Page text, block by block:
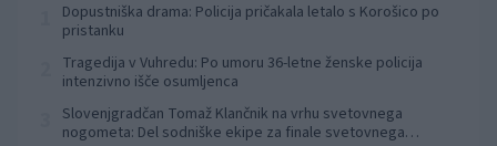
Dopustniška drama: Policija pričakala letalo s Korošico po
pristanku
Tragedija v Vuhredu: Po umoru 36-letne ženske policija
intenzivno išče osumljenca
Slovenjgradčan Tomaž Klančnik na vrhu svetovnega
nogometa: Del sodniške ekipe za finale svetovnega